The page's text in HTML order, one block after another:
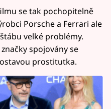
se tak pochopitelně
Porsche a Ferrari ale
velké problémy.
spojovány se
prostitutka.